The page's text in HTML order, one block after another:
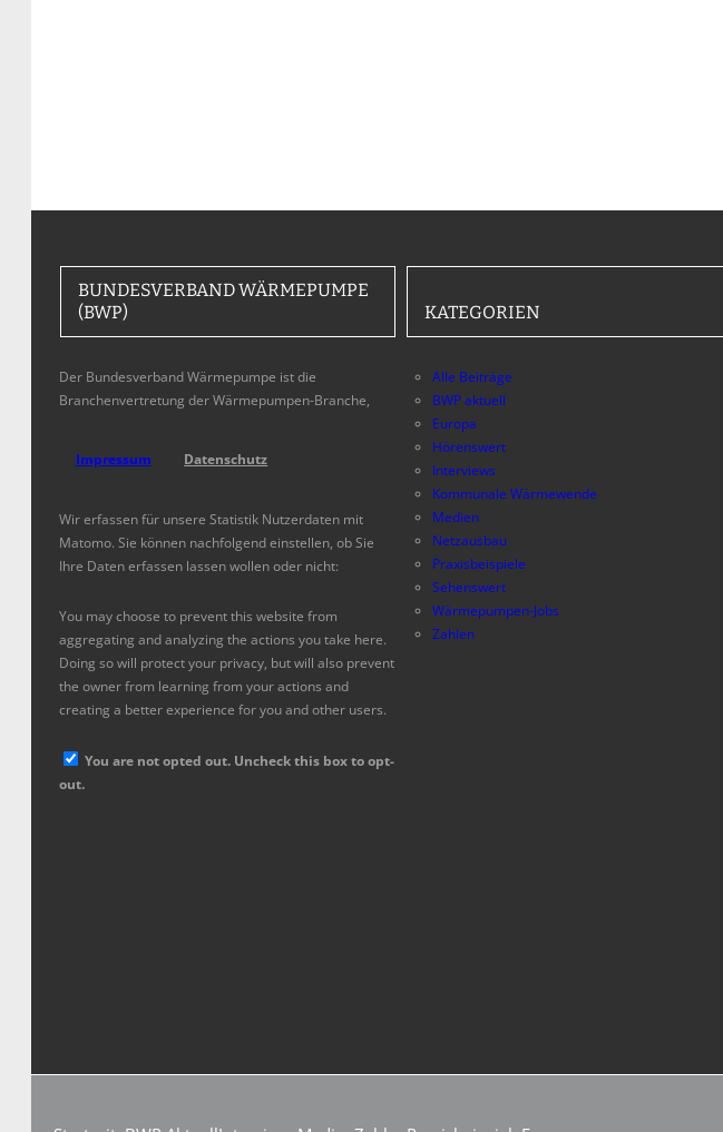
BUNDESVERBAND WÄRMEPUMPE
(BWP)
Der Bundesverband Wärmepumpe ist die
Branchenvertretung der Wärmepumpen-Branche,
Impressum Datenschutz
Wir erfassen für unsere Statistik Nutzerdaten mit
Matomo. Sie können nachfolgend einstellen, ob Sie
Ihre Daten erfassen lassen wollen oder nicht:
You may choose to prevent this website from
aggregating and analyzing the actions you take here.
Doing so will protect your privacy, but will also prevent
the owner from learning from your actions and
creating a better experience for you and other users.
You are not opted out. Uncheck this box to opt-
out.
KATEGORIEN
Alle Beiträge
BWP aktuell
Europa
Hörenswert
Interviews
Kommunale Wärmewende
Medien
Netzausbau
Praxisbeispiele
Sehenswert
Wärmepumpen-Jobs
Zahlen